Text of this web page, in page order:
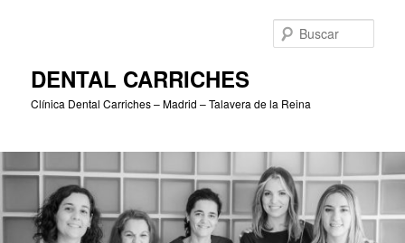
DENTAL CARRICHES
Clínica Dental Carriches – Madrid – Talavera de la Reina